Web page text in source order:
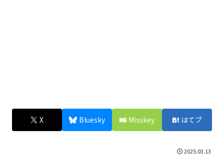
X Bluesky Misskey はてブ
2025.03.13